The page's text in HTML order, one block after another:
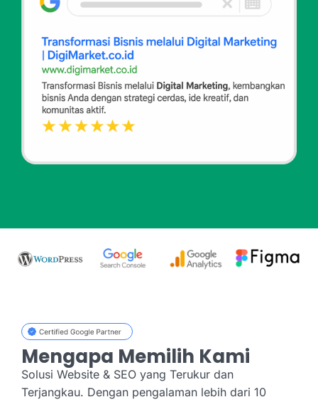
Mengapa Memilih Kami
Solusi Website & SEO yang Terukur dan
Terjangkau. Dengan pengalaman lebih dari 10